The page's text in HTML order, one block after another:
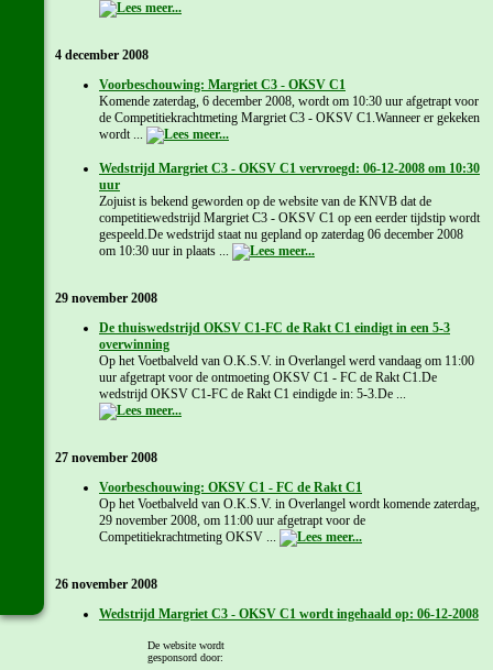
4 december 2008
Voorbeschouwing: Margriet C3 - OKSV C1
Komende zaterdag, 6 december 2008, wordt om 10:30 uur afgetrapt voor
de Competitiekrachtmeting Margriet C3 - OKSV C1.Wanneer er gekeken
wordt ...
Wedstrijd Margriet C3 - OKSV C1 vervroegd: 06-12-2008 om 10:30
uur
Zojuist is bekend geworden op de website van de KNVB dat de
competitiewedstrijd Margriet C3 - OKSV C1 op een eerder tijdstip wordt
gespeeld.De wedstrijd staat nu gepland op zaterdag 06 december 2008
om 10:30 uur in plaats ...
29 november 2008
De thuiswedstrijd OKSV C1-FC de Rakt C1 eindigt in een 5-3
overwinning
Op het Voetbalveld van O.K.S.V. in Overlangel werd vandaag om 11:00
uur afgetrapt voor de ontmoeting OKSV C1 - FC de Rakt C1.De
wedstrijd OKSV C1-FC de Rakt C1 eindigde in: 5-3.De ...
27 november 2008
Voorbeschouwing: OKSV C1 - FC de Rakt C1
Op het Voetbalveld van O.K.S.V. in Overlangel wordt komende zaterdag,
29 november 2008, om 11:00 uur afgetrapt voor de
Competitiekrachtmeting OKSV ...
26 november 2008
Wedstrijd Margriet C3 - OKSV C1 wordt ingehaald op: 06-12-2008
Zaterdag 22 november 2008 werd de competitiewedstrijd Margriet C3 -
OKSV C1 afgelast. Zojuist is bekend geworden op de website van de
De website wordt
gesponsord door: